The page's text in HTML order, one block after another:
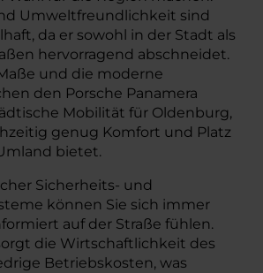
Umweltfreundlichkeit sind
da er sowohl in der Stadt als
hervorragend abschneidet.
und die moderne
den Porsche Panamera
Mobilität für Oldenburg,
genug Komfort und Platz
bietet.
Sicherheits- und
können Sie sich immer
auf der Straße fühlen.
die Wirtschaftlichkeit des
Betriebskosten, was